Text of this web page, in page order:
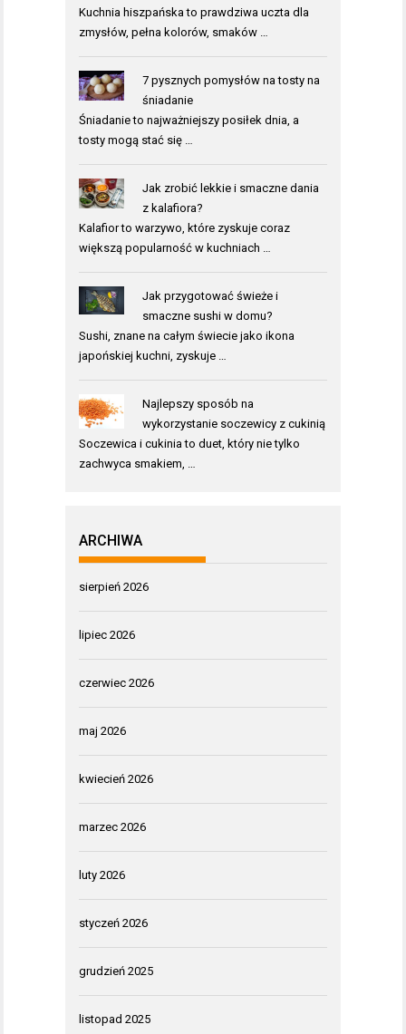
Kuchnia hiszpańska to prawdziwa uczta dla
zmysłów, pełna kolorów, smaków …
7 pysznych pomysłów na tosty na
śniadanie
Śniadanie to najważniejszy posiłek dnia, a
tosty mogą stać się …
Jak zrobić lekkie i smaczne dania
z kalafiora?
Kalafior to warzywo, które zyskuje coraz
większą popularność w kuchniach …
Jak przygotować świeże i
smaczne sushi w domu?
Sushi, znane na całym świecie jako ikona
japońskiej kuchni, zyskuje …
Najlepszy sposób na
wykorzystanie soczewicy z cukinią
Soczewica i cukinia to duet, który nie tylko
zachwyca smakiem, …
ARCHIWA
sierpień 2026
lipiec 2026
czerwiec 2026
maj 2026
kwiecień 2026
marzec 2026
luty 2026
styczeń 2026
grudzień 2025
listopad 2025